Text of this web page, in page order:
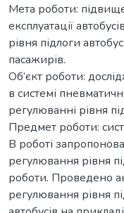
Мета роботи:
експлуатації
рівня підлоги
пасажирів.
Об’єкт роботи:
в системі
регулюванні рівня
Предмет роботи:
В роботі
регулювання рівня
роботи. Проведено
регулювання рівня